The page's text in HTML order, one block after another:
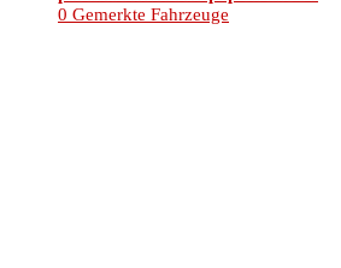
0 Gemerkte Fahrzeuge